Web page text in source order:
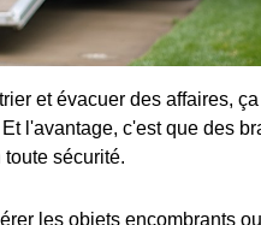
et évacuer des affaires,
l'avantage, c'est que des
sécurité.
les objets encombrants